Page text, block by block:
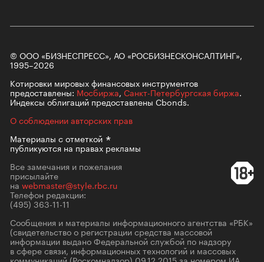
© ООО «БИЗНЕСПРЕСС», АО «РОСБИЗНЕСКОНСАЛТИНГ»,
1995–2026
Котировки мировых финансовых инструментов
предоставлены: Мосбиржа, Санкт-Петербургская биржа.
Индексы облигаций предоставлены Cbonds.
О соблюдении авторских прав
Материалы сотметкой
публикуются на правах рекламы
Все замечания и пожелания
присылайте
на webmaster@style.rbc.ru
Телефон редакции:
(495) 363-11-11
Сообщения и материалы информационного агентства «РБК»
(свидетельство о регистрации средства массовой
информации выдано Федеральной службой по надзору
в сфере связи, информационных технологий и массовых